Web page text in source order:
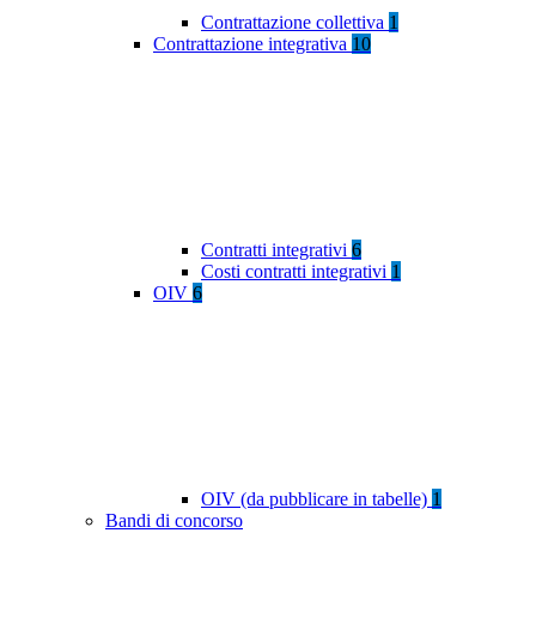
Contrattazione collettiva 1
Contrattazione integrativa 10
Contratti integrativi 6
Costi contratti integrativi 1
OIV 6
OIV (da pubblicare in tabelle) 1
Bandi di concorso